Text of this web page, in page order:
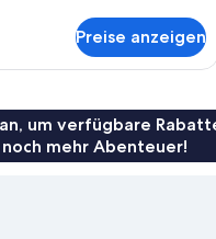
Preise anzeigen
um verfügbare
mehr Abenteuer!